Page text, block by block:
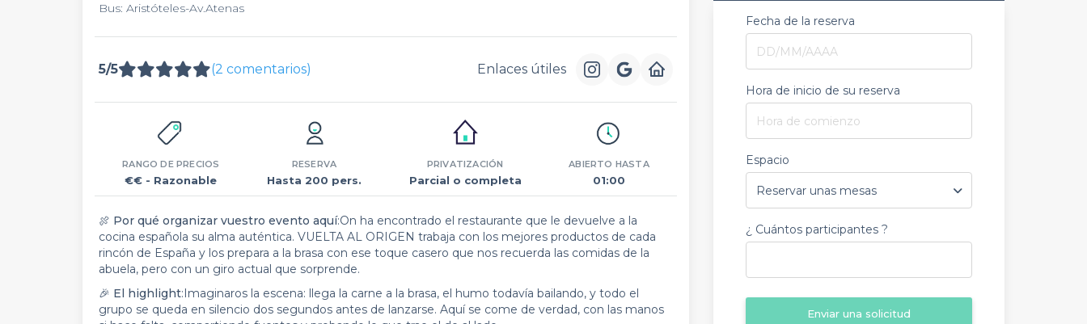
Bus: Aristóteles-Av.Atenas
5/5 (2 comentarios) Enlaces útiles
RANGO DE PRECIOS
€€ - Razonable
RESERVA
Hasta 200 pers.
PRIVATIZACIÓN
Parcial o completa
ABIERTO HASTA
01:00
🍖 Por qué organizar vuestro evento aquí:On ha encontrado el restaurante que le devuelve a la
cocina española su alma auténtica. VUELTA AL ORIGEN trabaja con los mejores productos de cada
rincón de España y los prepara a la brasa con ese toque casero que nos recuerda las comidas de la
abuela, pero con un giro actual que sorprende.
🎉 El highlight:Imaginaros la escena: llega la carne a la brasa, el humo todavía bailando, y todo el
grupo se queda en silencio dos segundos antes de lanzarse. Aquí se come de verdad, con las manos
Fecha de la reserva
Hora de inicio de su reserva
Hora de comienzo
Espacio
¿ Cuántos participantes ?
Enviar una solicitud